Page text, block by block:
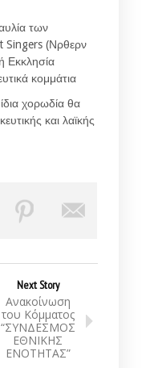
των
Singers (Νρθερν
Εκκλησία
κομμάτια
χορωδία θα
και λαϊκής
Next Story
Ανακοίνωση
του Κόμματος
“ΣΥΝΔΕΣΜΟΣ
ΕΘΝΙΚΗΣ
ΕΝΟΤΗΤΑΣ”